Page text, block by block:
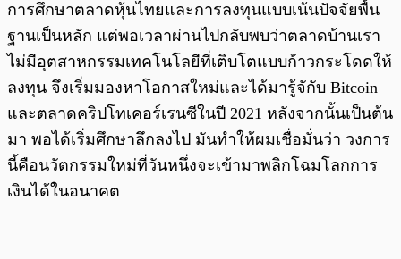
การศึกษาตลาดหุ้นไทยและการลงทุนแบบเน้นปัจจัยพื้น
ฐานเป็นหลัก แต่พอเวลาผ่านไปกลับพบว่าตลาดบ้านเรา
ไม่มีอุตสาหกรรมเทคโนโลยีที่เติบโตแบบก้าวกระโดดให้
ลงทุน จึงเริ่มมองหาโอกาสใหม่และได้มารู้จักับ Bitcoin
และตลาดคริปโทเคอร์เรนซีในปี 2021 หลังจากนั้นเป็นต้น
มา พอได้เริ่มศึกษาลึกลงไป มันทำให้ผมเชื่อมั่นว่า วงการ
นี้คือนวัตกรรมใหม่ที่วันหนึ่งจะเข้ามาพลิกโฉมโลกการ
เงินได้ในอนาคต